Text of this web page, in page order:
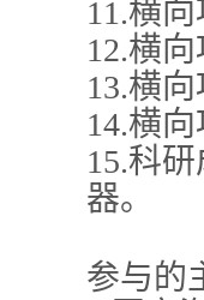
11.横
12.横
13.横
14.横
15.科
器。
参与的